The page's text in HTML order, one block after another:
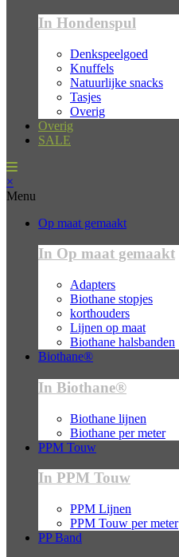
In Hondenspul
Denkspeelgoed
Knuffels
Natuurlijke snacks
Tasjes
Overig
Overig
SALE
×
Menu
Op maat gemaakt
In Op maat gemaakt
Adapters
Biothane stopjes
korthouders
Lijnen op maat
Biothane halsbanden
Biothane®
In Biothane®
Biothane lijnen
Biothane per meter
PPM Touw
In PPM Touw
PPM Lijnen
PPM Touw per meter
PP Band